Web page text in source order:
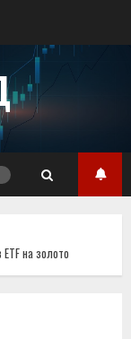
на золото